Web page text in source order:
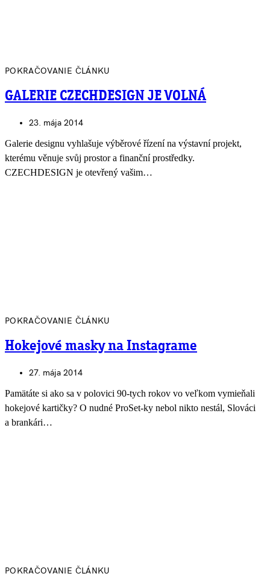
POKRAČOVANIE ČLÁNKU
GALERIE CZECHDESIGN JE VOLNÁ
23. mája 2014
Galerie designu vyhlašuje výběrové řízení na výstavní projekt,
kterému věnuje svůj prostor a finanční prostředky.
CZECHDESIGN je otevřený vašim…
POKRAČOVANIE ČLÁNKU
Hokejové masky na Instagrame
27. mája 2014
Pamätáte si ako sa v polovici 90-tych rokov vo veľkom vymieňali
hokejové kartičky? O nudné ProSet-ky nebol nikto nestál, Slováci
a brankári…
POKRAČOVANIE ČLÁNKU